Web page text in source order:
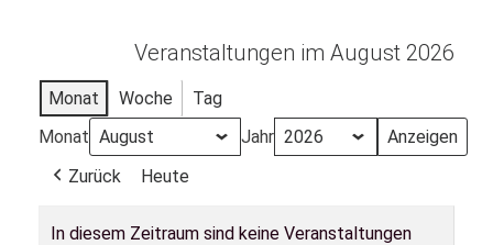
Veranstaltungen im August 2026
Monat Woche
Tag
Monat
Jahr
Zurück
Heute
In diesem Zeitraum sind keine Veranstaltungen